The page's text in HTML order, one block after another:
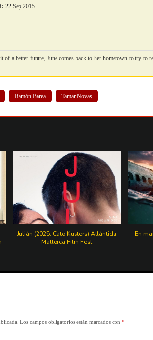
22 Sep 2015
of a better future, June comes back to her hometown to try to
Ramón Barea Tamar Novas
Julián (2025. Cato Kusters) Atlántida
Mallorca Film Fest
En
Los campos obligatorios están marcados con *